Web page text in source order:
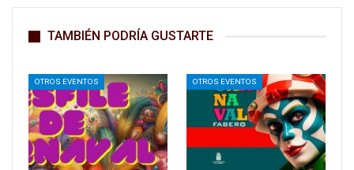
TAMBIÉN PODRÍA GUSTARTE
OTROS EVENTOS OTROS EVENTOS